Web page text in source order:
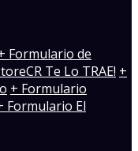
Formulario de
Te Lo TRAE! +
+ Formulario
Formulario El